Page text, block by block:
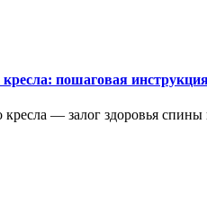
пошаговая
кресла — залог здоровья